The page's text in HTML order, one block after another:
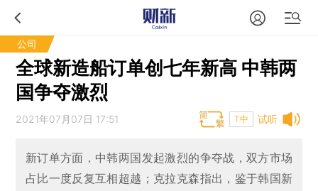
公司
全球新造船订单创七年新高 中韩两
国争夺激烈
试听
2021年07月07日 17:51 T中
新订单方面，中韩两国发起激烈的争夺战，双方市场
占比一度反复互相超越；克拉克森指出，鉴于韩国新